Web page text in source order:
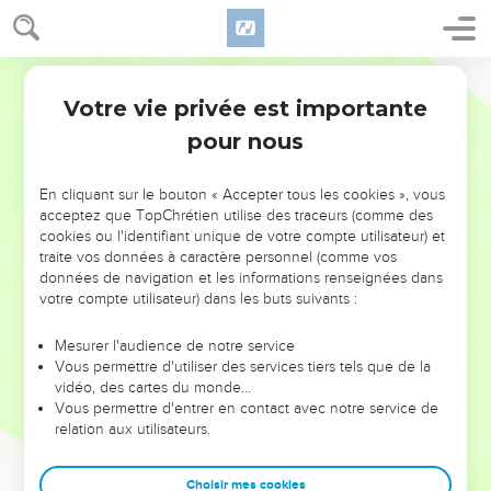
NE MANQUEZ PAS L’ÉVÉNEMENT
DE L’ANNÉE !
ET SI LEURS ERREURS POUVAIENT VOUS ÉVITER LES
VOTRES ?
leur foi ou leur vision. Mais on voit moins les doutes, les erreurs
et les saisons difficiles qu'ils ont traversés, alors même que ce
sont elles qui les ont façonnés.
Dans cette conférence, leaders, entrepreneurs, et responsables
clés pour avancer avec plus de sagesse afin que leurs erreurs
Votre vie privée est importante
pour nous
En cliquant sur le bouton « Accepter tous les cookies », vous
acceptez que TopChrétien utilise des traceurs (comme des
cookies ou l'identifiant unique de votre compte utilisateur) et
traite vos données à caractère personnel (comme vos
données de navigation et les informations renseignées dans
votre compte utilisateur) dans les buts suivants :
Mesurer l'audience de notre service
Vous permettre d'utiliser des services tiers tels que de la
vidéo, des cartes du monde…
Vous permettre d'entrer en contact avec notre service de
relation aux utilisateurs.
Choisir mes cookies